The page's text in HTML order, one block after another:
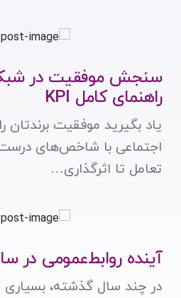
سنجش موفقیت در
راهنمای کامل KPI
یاد بگیرید موفقیت برندتان
اجتماعی با شاخص‌های
تعامل تا اثرگذاری…
آینده روابط‌عمومی در سال
در چند سال گذشته، بسیاری